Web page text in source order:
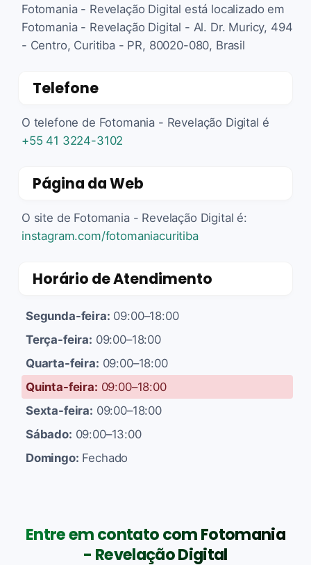
Fotomania - Revelação Digital está localizado em
Fotomania - Revelação Digital - Al. Dr. Muricy, 494
- Centro, Curitiba - PR, 80020-080, Brasil
Telefone
O telefone de Fotomania - Revelação Digital é
+55 41 3224-3102
Página da Web
O site de Fotomania - Revelação Digital é:
instagram.com/fotomaniacuritiba
Horário de Atendimento
Segunda-feira: 09:00–18:00
Terça-feira: 09:00–18:00
Quarta-feira: 09:00–18:00
Quinta-feira: 09:00–18:00
Sexta-feira: 09:00–18:00
Sábado: 09:00–13:00
Domingo: Fechado
Entre em contato com Fotomania
- Revelação Digital